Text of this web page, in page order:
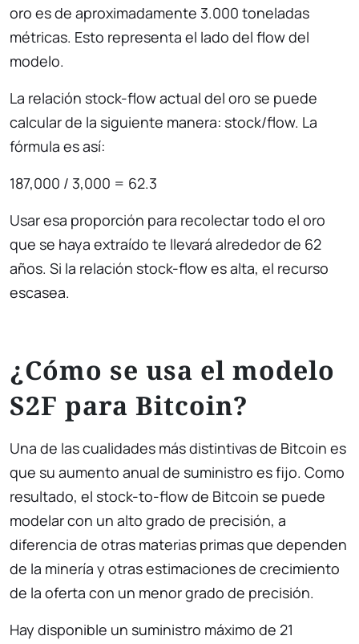
oro es de aproximadamente 3.000 toneladas
métricas. Esto representa el lado del flow del
modelo.
La relación stock-flow actual del oro se puede
calcular de la siguiente manera: stock/flow. La
fórmula es así:
187,000 / 3,000 = 62.3
Usar esa proporción para recolectar todo el oro
que se haya extraído te llevará alrededor de 62
años. Si la relación stock-flow es alta, el recurso
escasea.
¿Cómo se usa el modelo
S2F para Bitcoin?
Una de las cualidades más distintivas de Bitcoin es
que su aumento anual de suministro es fijo. Como
resultado, el stock-to-flow de Bitcoin se puede
modelar con un alto grado de precisión, a
diferencia de otras materias primas que dependen
de la minería y otras estimaciones de crecimiento
de la oferta con un menor grado de precisión.
Hay disponible un suministro máximo de 21